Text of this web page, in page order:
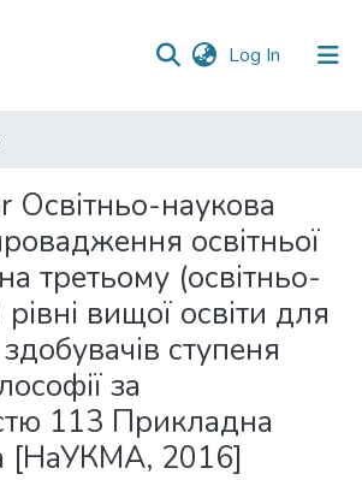
Log In (current)
Освітньо-наукова
освітньої
третьому (освітньо-
вищої освіти для
ступеня
за
113 Прикладна
[НаУКМА, 2016]